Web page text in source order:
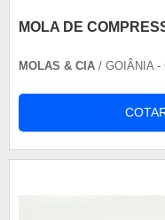
MOLA DE
MOLAS & CIA / GOIÂNIA -